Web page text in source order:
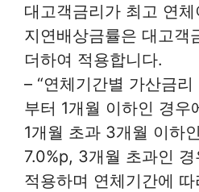
대고객금리가 최고 연
지연배상금률은 대고객
더하여 적용합니다.
– “연체기간별 가산금
부터 1개월 이하인 경우
1개월 초과 3개월 이하
7.0%p, 3개월 초과인
적용하며 연체기간에